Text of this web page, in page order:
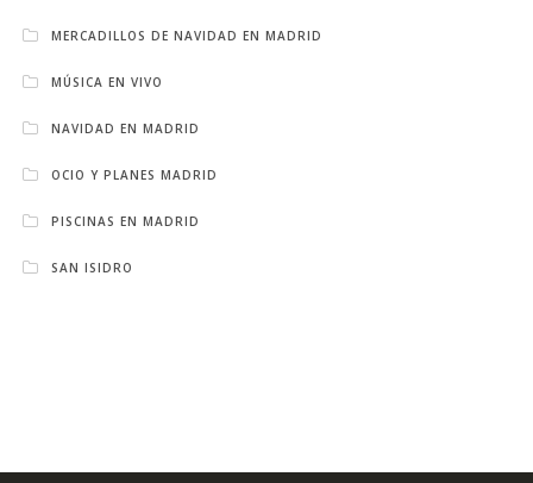
MERCADILLOS DE NAVIDAD EN MADRID
MÚSICA EN VIVO
NAVIDAD EN MADRID
OCIO Y PLANES MADRID
PISCINAS EN MADRID
SAN ISIDRO